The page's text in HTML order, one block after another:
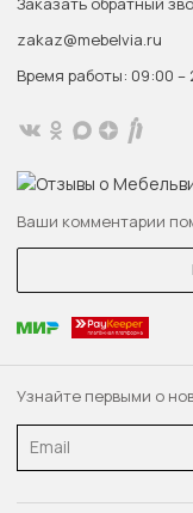
Узнайте первыми о
Email
zakaz@mebelvia.ru
Время работы: 09:00 –
Ваши комментарии